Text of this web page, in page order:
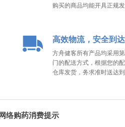
购买的商品均能开具正规发
高效物流，安全到达
方舟健客所有产品均采用
门的配送方式，根据您的
仓库发货，务求准时送达到
网络购药消费提示